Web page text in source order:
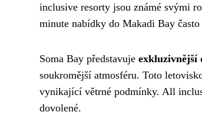
inclusive resorty jsou známé svými
minute nabídky do Makadi Bay
Soma Bay představuje exkluzivnější
soukromější atmosféru. Toto
vynikající větrné podmínky. All
dovolené.